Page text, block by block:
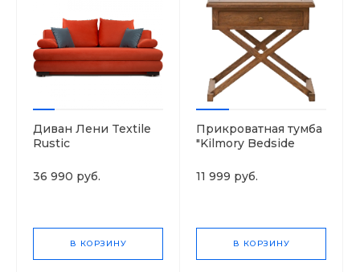
Диван Лени Textile
Rustic
36 990 руб.
В КОРЗИНУ
Прикроватная тумба
"Kilmory Bedside
11 999 руб.
В КОРЗИНУ